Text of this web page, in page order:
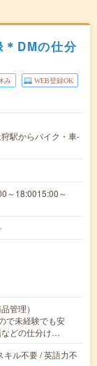
DMの仕分
み WEB登録OK
駅からバイク・車-
～18:0015:00～
管理）
で未経験でも安
どの仕分け…
キル不要 / 英語力不